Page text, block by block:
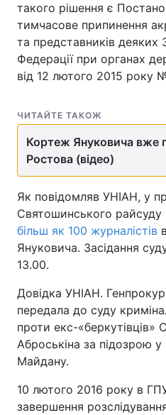
такого рішення є
тимчасове припинення
та представників деяких
Федерації при органах
від 12 лютого 2015 року №
ЧИТАЙТЕ ТАКОЖ
Кортеж Януковича вже
Ростова (відео)
Як повідомляв УНІАН, у
Святошинського райсуду
більш як 100 журналістів
Януковича. Засідання
13.00.
Довідка УНІАН.
передала до суду
проти екс-«беркутівців»
Аброськіна за підозрою у
Майдану.
10 лютого 2016 року в
завершення